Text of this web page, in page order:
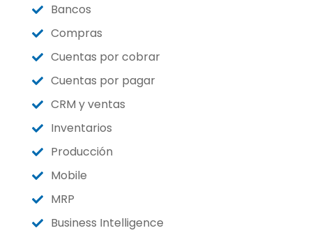
Bancos
Compras
Cuentas por cobrar
Cuentas por pagar
CRM y ventas
Inventarios
Producción
Mobile
MRP
Business Intelligence